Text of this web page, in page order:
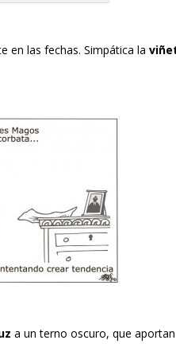
en las fechas. Simpática la
a un terno oscuro, que